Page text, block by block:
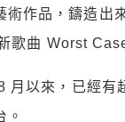
術作品，鑄造出
歌曲 Worst
月以來，已經有
。